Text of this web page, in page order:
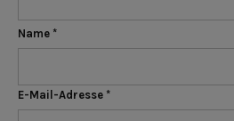
Name *
E-Mail-Adresse *